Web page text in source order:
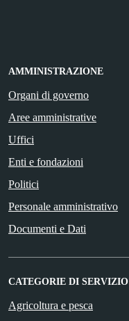
AMMINISTRAZIONE
Organi di governo
Aree amministrative
Uffici
Enti e fondazioni
Politici
Personale amministrativo
Documenti e Dati
CATEGORIE DI SERVIZIO
Agricoltura e pesca